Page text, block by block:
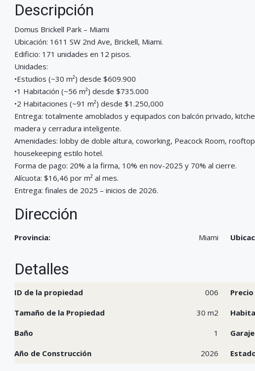
Descripción
Domus Brickell Park – Miami
Ubicación: 1611 SW 2nd Ave, Brickell, Miami.
Edificio: 171 unidades en 12 pisos.
Unidades:
•Estudios (~30 m²) desde $609.900
•1 Habitación (~56 m²) desde $735.000
•2 Habitaciones (~91 m²) desde $1.250,000
Entrega: totalmente amoblados y equipados con balcón privado,
madera y cerradura inteligente.
Amenidades: lobby de doble altura, coworking, Peacock Room,
housekeeping estilo hotel.
Forma de pago: 20% a la firma, 10% en nov-2025 y 70% al cierre.
Alícuota: $16,46 por m² al mes.
Entrega: finales de 2025 – inicios de 2026.
Dirección
Provincia: Miami
Detalles
ID de la propiedad 006 Precio
Tamaño de la Propiedad 30 m2
Baño 1 Garaje
Año de Construcción 2026